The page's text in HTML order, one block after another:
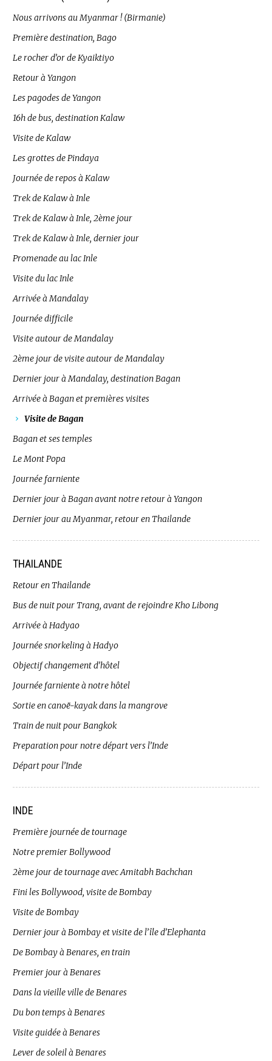
Nous arrivons au Myanmar ! (Birmanie)
Première destination, Bago
Le rocher d’or de Kyaiktiyo
Retour à Yangon
Les pagodes de Yangon
16h de bus, destination Kalaw
Visite de Kalaw
Les grottes de Pindaya
Journée de repos à Kalaw
Trek de Kalaw à Inle
Trek de Kalaw à Inle, 2ème jour
Trek de Kalaw à Inle, dernier jour
Promenade au lac Inle
Visite du lac Inle
Arrivée à Mandalay
Journée difficile
Visite autour de Mandalay
2ème jour de visite autour de Mandalay
Dernier jour à Mandalay, destination Bagan
Arrivée à Bagan et premières visites
Visite de Bagan
Bagan et ses temples
Le Mont Popa
Journée farniente
Dernier jour à Bagan avant notre retour à Yangon
Dernier jour au Myanmar, retour en Thailande
THAILANDE
Retour en Thailande
Bus de nuit pour Trang, avant de rejoindre Kho Libong
Arrivée à Hadyao
Journée snorkeling à Hadyo
Objectif changement d’hôtel
Journée farniente à notre hôtel
Sortie en canoë-kayak dans la mangrove
Train de nuit pour Bangkok
Preparation pour notre départ vers l’Inde
Départ pour l’Inde
INDE
Première journée de tournage
Notre premier Bollywood
2ème jour de tournage avec Amitabh Bachchan
Fini les Bollywood, visite de Bombay
Visite de Bombay
Dernier jour à Bombay et visite de l’île d’Elephanta
De Bombay à Benares, en train
Premier jour à Benares
Dans la vieille ville de Benares
Du bon temps à Benares
Visite guidée à Benares
Lever de soleil à Benares